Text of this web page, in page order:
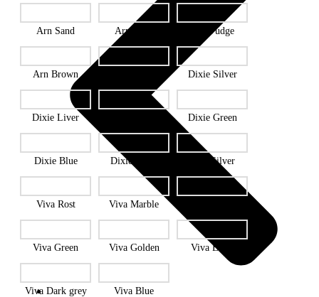
Arn Sand Arn Koks Arn Fudge
Arn Brown Dixie Silver
Dixie Liver Dixie Green
Dixie Blue Dixie Beige Viva Silver
Viva Rost Viva Marble
Viva Green Viva Golden Viva Earth
Viva Dark grey Viva Blue